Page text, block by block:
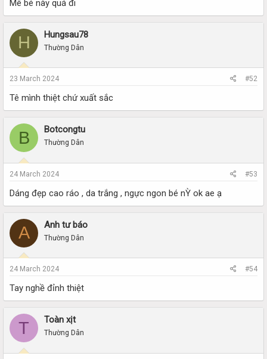
Mê bé này quá đi
H Hungsau78
Thường Dân
23 March 2024 #52
Tê mình thiệt chứ xuất sắc
B Botcongtu
Thường Dân
24 March 2024 #53
Dáng đẹp cao ráo , da trắng , ngực ngon bé nỲ ok ae ạ
A Anh tư báo
Thường Dân
24 March 2024 #54
Tay nghề đỉnh thiệt
T Toàn xịt
Thường Dân